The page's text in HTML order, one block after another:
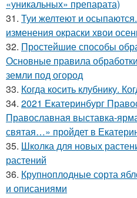
«уникальных» препарата)
31. Туи желтеют и
изменения окраски хвои
32. Простейшие способы
Основные правила
земли под огород
33. Когда косить клубнику.
34. 2021 Екатеринбург
Православная выставка-
святая…» пройдет в
35. Школка для новых
растений
36. Крупноплодные сорта
и описаниями